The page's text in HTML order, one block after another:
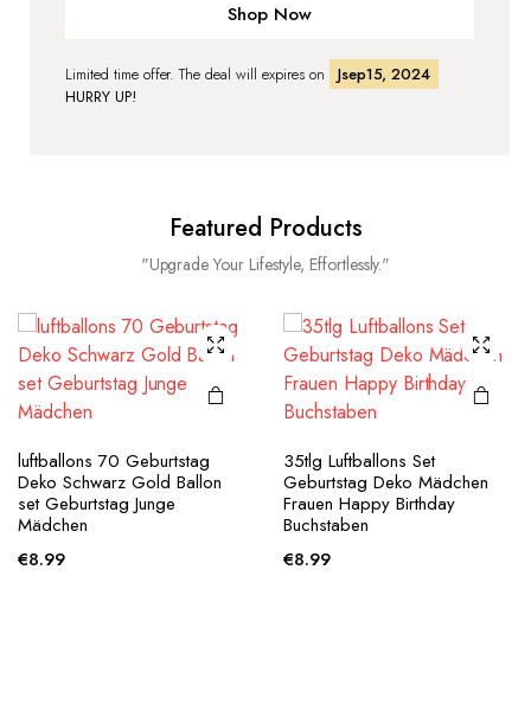
Shop Now
Limited time offer. The deal will expires on
Jsep15, 2024
HURRY UP!
Featured Products
"Upgrade Your Lifestyle, Effortlessly."
luftballons 70 Geburtstag
Deko Schwarz Gold Ballon
set Geburtstag Junge
Mädchen
€8.99
35tlg Luftballons Set
Geburtstag Deko Mädchen
Frauen Happy Birthday
Buchstaben
€8.99